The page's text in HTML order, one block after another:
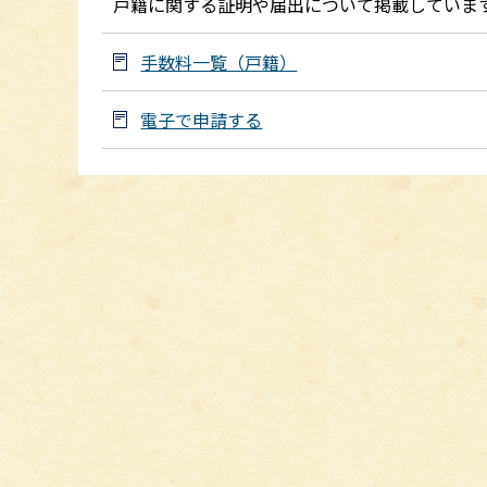
手数料一覧（戸籍）
電子で申請する